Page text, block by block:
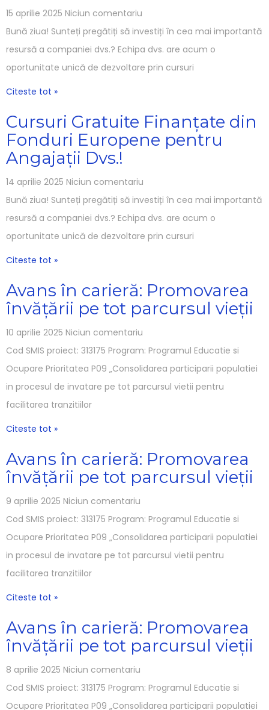
15 aprilie 2025 Niciun comentariu
Bună ziua! Sunteți pregătiți să investiți în cea mai importantă
resursă a companiei dvs.? Echipa dvs. are acum o
oportunitate unică de dezvoltare prin cursuri
Citeste tot »
Cursuri Gratuite Finanțate din
Fonduri Europene pentru
Angajații Dvs.!
14 aprilie 2025 Niciun comentariu
Bună ziua! Sunteți pregătiți să investiți în cea mai importantă
resursă a companiei dvs.? Echipa dvs. are acum o
oportunitate unică de dezvoltare prin cursuri
Citeste tot »
Avans în carieră: Promovarea
învățării pe tot parcursul vieții
10 aprilie 2025 Niciun comentariu
Cod SMIS proiect: 313175 Program: Programul Educatie si
Ocupare Prioritatea P09 „Consolidarea participarii populatiei
in procesul de invatare pe tot parcursul vietii pentru
facilitarea tranzitiilor
Citeste tot »
Avans în carieră: Promovarea
învățării pe tot parcursul vieții
9 aprilie 2025 Niciun comentariu
Cod SMIS proiect: 313175 Program: Programul Educatie si
Ocupare Prioritatea P09 „Consolidarea participarii populatiei
in procesul de invatare pe tot parcursul vietii pentru
facilitarea tranzitiilor
Citeste tot »
Avans în carieră: Promovarea
învățării pe tot parcursul vieții
8 aprilie 2025 Niciun comentariu
Cod SMIS proiect: 313175 Program: Programul Educatie si
Ocupare Prioritatea P09 „Consolidarea participarii populatiei